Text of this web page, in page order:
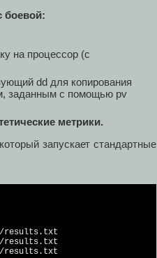
боевой:
на процессор (с
dd для копирования
заданным с помощью pv
метрики.
запускает стандартные
results.txt
results.txt
results.txt